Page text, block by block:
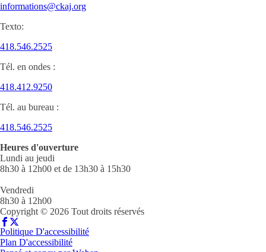
informations@ckaj.org
Texto:
418.546.2525
Tél. en ondes :
418.412.9250
Tél. au bureau :
418.546.2525
Heures d'ouverture
Lundi au jeudi
8h30 à 12h00 et de 13h30 à 15h30
Vendredi
8h30 à 12h00
Copyright © 2026 Tout droits réservés
Politique D'accessibilité
Plan D'accessibilité